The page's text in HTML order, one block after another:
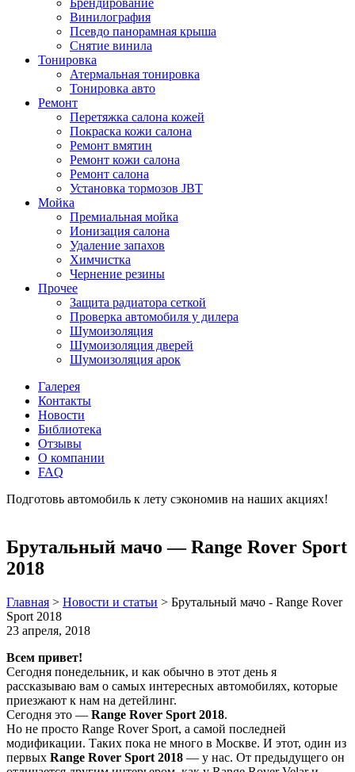
Брендирование
Винилография
Псевдо панорамная крыша
Снятие винила
Тонировка
Атермальная тонировка
Тонировка авто
Ремонт
Перетяжка салона кожей
Покраска кожи салона
Ремонт вмятин
Ремонт кожи салона
Ремонт салона
Установка тормозов JBT
Мойка
Премиальная мойка
Ионизация салона
Удаление запахов
Химчистка
Чернение резины
Прочее
Защита радиатора сеткой
Проверка автомобиля у дилера
Шумоизоляция
Шумоизоляция дверей
Шумоизоляция арок
Галерея
Контакты
Новости
Библиотека
Отзывы
О компании
FAQ
Подготовь автомобиль к лету сэкономив на наших акциях!
Брутальный мачо — Range Rover Sport
2018
Главная > Новости и статьи > Брутальный мачо - Range Rover
Sport 2018
23 апреля, 2018
Всем привет!
Сегодня понедельник, и как обычно в этот день я
рассказываю вам о самых интересных автомобилях, которые
приезжают к нам на детейлинг.
Сегодня это — Range Rover Sport 2018.
Но не просто Range Rover Sport, а самой последней
модификации. Таких пока не много в Москве. И этот, один из
первых Range Rover Sport 2018 — у нас. От предыдущего он